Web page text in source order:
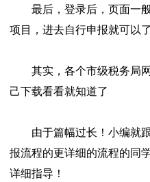
最后，登录后，页面一般
项目，进去自行申报就可以了
其实，各个市级税务局网
己下载看看就知道了
由于篇幅过长！小编就跟
报流程的更详细的流程的同
详细指导！